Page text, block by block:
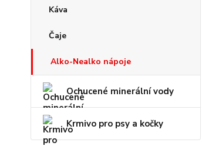
Káva
Čaje
Alko-Nealko nápoje
Ochucené minerální vody
Krmivo pro psy a kočky